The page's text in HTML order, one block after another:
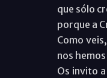
que sólo
porque a
Como
nos
Os invito